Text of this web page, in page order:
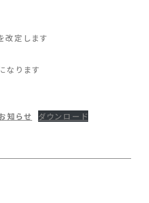
定します
なります
知らせ ダウンロード